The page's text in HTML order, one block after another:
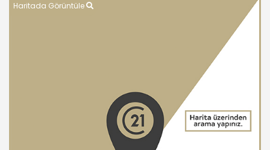
Haritada Görüntüle